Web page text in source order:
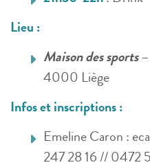
Lieu :
Maison des sports–
4000 Liège
Infos et inscriptions :
Emeline Caron :
247 28 16 // 0472